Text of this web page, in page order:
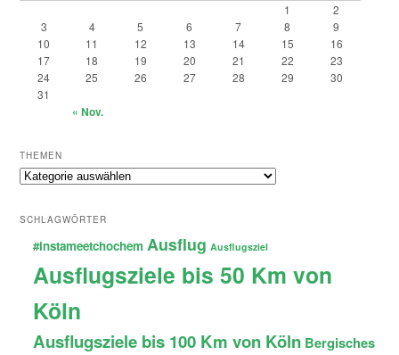
1
2
3
4 5 6 7 8
9
10
11 12 13 14 15
16
17
18 19 20 21 22
23
24
25 26 27 28 29
30
31
« Nov.
THEMEN
Themen
SCHLAGWÖRTER
#instameetchochem Ausflug Ausflugsziel
Ausflugsziele bis 50 Km von
Köln
Ausflugsziele bis 100 Km von Köln Bergisches